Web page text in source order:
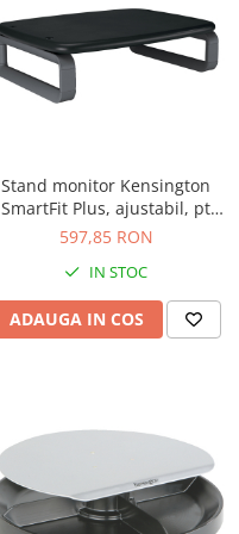
Stand monitor Kensington
SmartFit Plus, ajustabil, pt
21", negru
597,85 RON
IN STOC
ADAUGA IN COS